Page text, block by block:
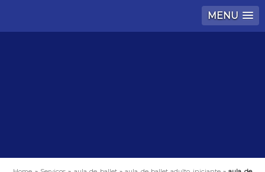
MENU